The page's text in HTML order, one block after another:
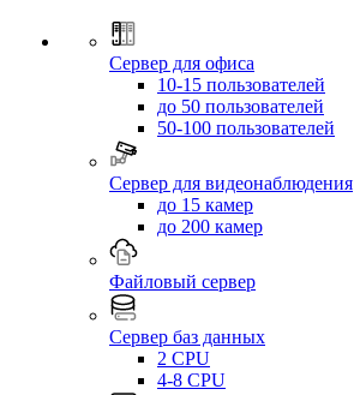
Сервер для офиса
10-15 пользователей
до 50 пользователей
50-100 пользователей
Сервер для видеонаблюдения
до 15 камер
до 200 камер
Файловый сервер
Сервер баз данных
2 CPU
4-8 CPU